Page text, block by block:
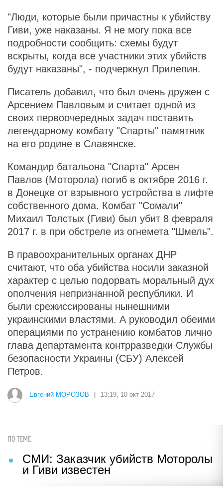
"Люди, которые были причастны к убийству
Гиви, уже наказаны. Я не могу пока все
подробности сообщить: схемы будут
вскрыты, когда все участники этих убийств
будут наказаны", - подчеркнул Прилепин.
Писатель добавил, что был очень дружен с
Арсением Павловым и считает одной из
своих первоочередных задач поставить
легендарному комбату "Спарты" памятник
на его родине в Славянске.
Командир батальона "Спарта" Арсен
Павлов (Моторола) погиб в октябре 2016 г.
в Донецке от взрывного устройства в лифте
собственного дома. Комбат "Сомали"
Михаил Толстых (Гиви) был убит 8 февраля
2017 г. в при обстреле из огнемета "Шмель".
В правоохранительных органах ДНР
считают, что оба убийства носили заказной
характер с целью подорвать моральный дух
ополчения непризнанной республики. И
были срежиссированы нынешними
украинскими властями. А руководил обеими
операциями по устранению комбатов лично
глава департамента контрразведки Службы
безопасности Украины (СБУ) Алексей
Петров.
Евгений МОРОЗОВ 13:19, 10 окт 2017
ПО ТЕМЕ
СМИ: Заказчик убийств Моторолы
и Гиви известен